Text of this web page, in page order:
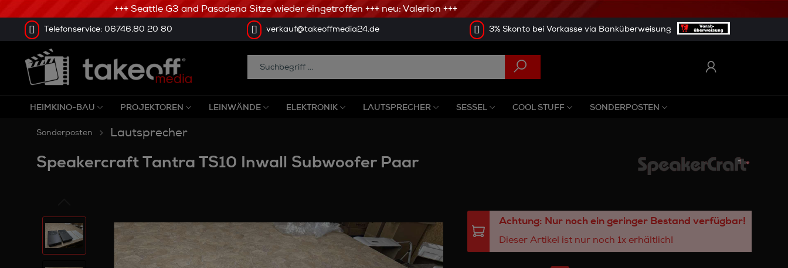
Telefonservice: 06746.80 20 80 verkauf@takeoffmedia24.de 3% Skonto bei Vorkasse via Banküberweisung
+++ Seattle G3 and Pasadena Sitze wieder eingetroffen +++ neu: Valerion +++
HEIMKINO-BAU PROJEKTOREN LEINWÄNDE ELEKTRONIK LAUTSPRECHER SESSEL COOL STUFF SONDERPOSTEN
Sonderposten Lautsprecher
Speakercraft Tantra TS10 Inwall Subwoofer Paar
Achtung: Nur noch ein geringer Bestand verfügbar!
Dieser Artikel ist nur noch 1x erhältlich!